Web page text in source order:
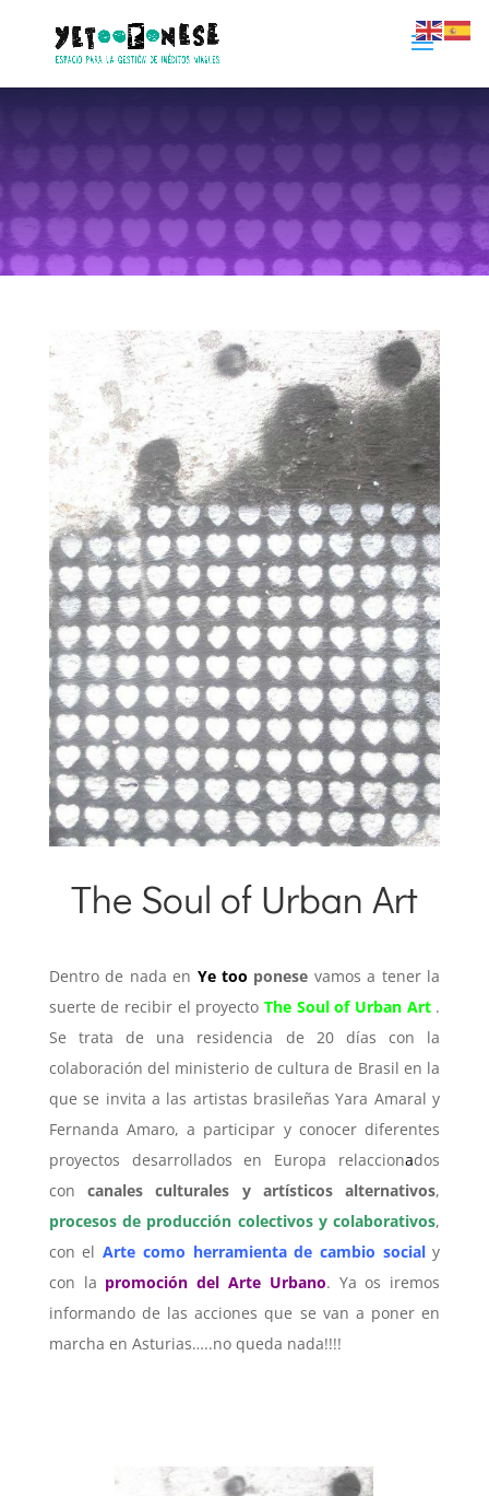
The Soul of Urban Art
Dentro de nada en Ye too ponese vamos a tener la
suerte de recibir el proyecto The Soul of Urban Art .
Se trata de una residencia de 20 días con la
colaboración del ministerio de cultura de Brasil en la
que se invita a las artistas brasileñas Yara Amaral y
Fernanda Amaro, a participar y conocer diferentes
proyectos desarrollados en Europa relaccionados
concanales culturales y artísticos alternativos,
procesos de producción colectivos y colaborativos,
con elArte como herramienta de cambio socialy
con la promoción del Arte Urbano. Ya os iremos
informando de las acciones que se van a poner en
marcha en Asturias…..no queda nada!!!!